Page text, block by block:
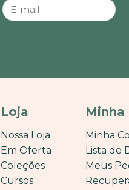
Loja
Nossa Loja
Em Oferta
Coleções
Cursos
Minha
Minha
Lista de
Meus